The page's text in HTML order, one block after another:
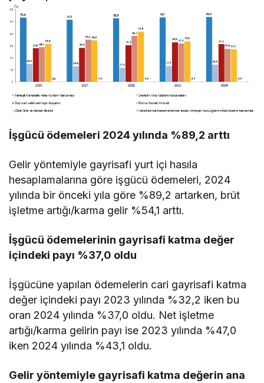
İşgücü ödemeleri 2024 yılında %89,2 arttı
Gelir yöntemiyle gayrisafi yurt içi hasıla
hesaplamalarına göre işgücü ödemeleri, 2024
yılında bir önceki yıla göre %89,2 artarken, brüt
işletme artığı/karma gelir %54,1 arttı.
İşgücü ödemelerinin gayrisafi katma değer
içindeki payı %37,0 oldu
İşgücüne yapılan ödemelerin cari gayrisafi katma
değer içindeki payı 2023 yılında %32,2 iken bu
oran 2024 yılında %37,0 oldu. Net işletme
artığı/karma gelirin payı ise 2023 yılında %47,0
iken 2024 yılında %43,1 oldu.
Gelir yöntemiyle gayrisafi katma değerin ana